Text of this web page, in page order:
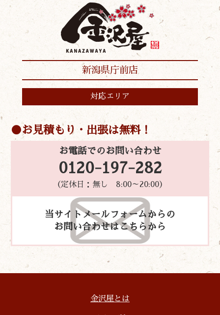
新潟県庁前店
対応エリア
お見積もり・出張は無料！
お電話でのお問い合わせ
0120-197-282
（定休日：無し 8:00～20:00）
当サイトメールフォームからの
お問い合わせはこちらから
金沢屋とは